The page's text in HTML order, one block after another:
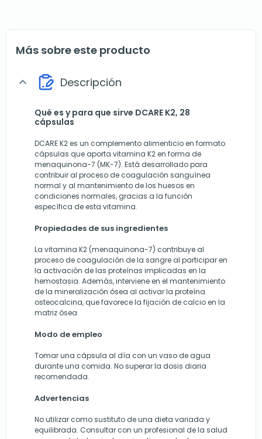
Más sobre este producto
expand_more Descripción
Qué es y para que sirve DCARE K2, 28
cápsulas
DCARE K2 es un complemento alimenticio en formato
cápsulas que aporta vitamina K2 en forma de
menaquinona-7 (MK-7). Está desarrollado para
contribuir al proceso de coagulación sanguínea
normal y al mantenimiento de los huesos en
condiciones normales, gracias a la función
específica de esta vitamina.
Propiedades de sus ingredientes
La vitamina K2 (menaquinona-7) contribuye al
proceso de coagulación de la sangre al participar en
la activación de las proteínas implicadas en la
hemostasia. Además, interviene en el mantenimiento
de la mineralización ósea al activar la proteína
osteocalcina, que favorece la fijación de calcio en la
matriz ósea.
Modo de empleo
Tomar una cápsula al día con un vaso de agua
durante una comida. No superar la dosis diaria
recomendada.
Advertencias
No utilizar como sustituto de una dieta variada y
equilibrada. Consultar con un profesional de la salud